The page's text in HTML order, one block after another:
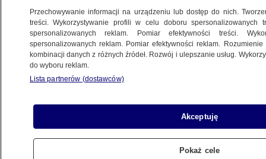
Przechowywanie informacji na urządzeniu lub dostęp do nich.
treści. Wykorzystywanie profili w celu doboru spersonalizowanych
spersonalizowanych reklam. Pomiar efektywności treści.
spersonalizowanych reklam. Pomiar efektywności reklam.
kombinacji danych z różnych źródeł. Rozwój i ulepszanie usług.
do wyboru reklam.
Lista partnerów (dostawców)
Akceptuję
Pokaż cele